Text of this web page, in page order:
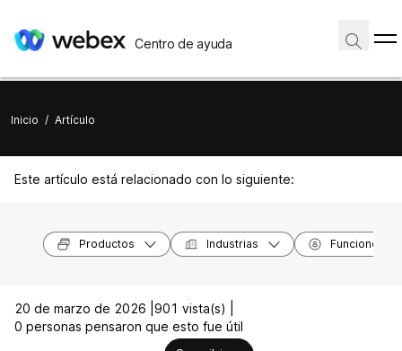
Centro de ayuda
Inicio / Artículo
Este artículo está relacionado con lo siguiente:
Productos Industrias Funciones
20 de marzo de 2026 | 901 vista(s) |
0 personas pensaron que esto fue útil